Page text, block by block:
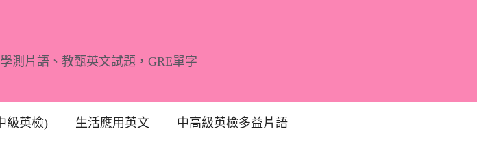
測片語、教甄英文試題，GRE單字
級英檢) 生活應用英文 中高級英檢多益片語